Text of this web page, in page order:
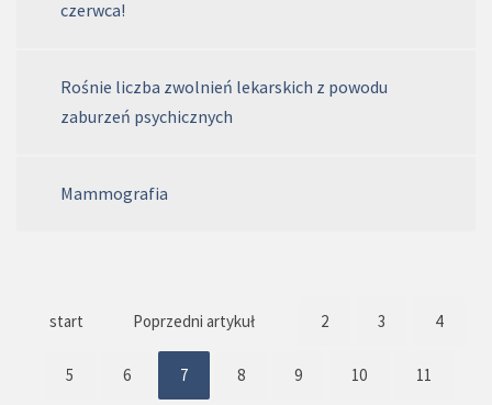
czerwca!
Rośnie liczba zwolnień lekarskich z powodu
zaburzeń psychicznych
Mammografia
start Poprzedni artykuł 2 3 4
5 6 7 8 9 10 11